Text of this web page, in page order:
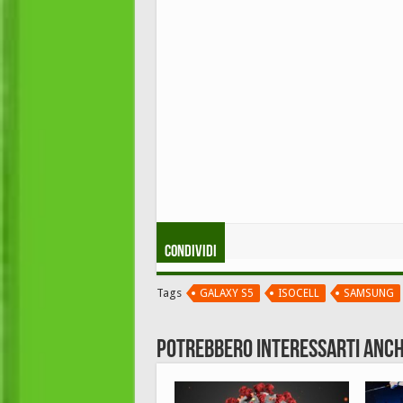
Condividi
Tags GALAXY S5 ISOCELL SAMSUNG
Potrebbero interessarti